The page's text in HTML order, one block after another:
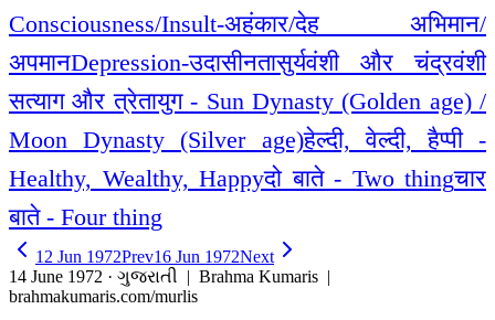
Consciousness/Insult-अहंकार/देह अभिमान/
अपमानDepression-उदासीनतासुर्यवंशी और चंद्रवंशी
सत्याग और त्रेतायुग - Sun Dynasty (Golden age) /
Moon Dynasty (Silver age)हेल्दी, वेल्दी, हैप्पी -
Healthy, Wealthy, Happyदो बाते - Two thingचार
बाते - Four thing
12 Jun 1972Prev16 Jun 1972Next
14 June 1972 · ગુજરાતી | Brahma Kumaris |
brahmakumaris.com/murlis